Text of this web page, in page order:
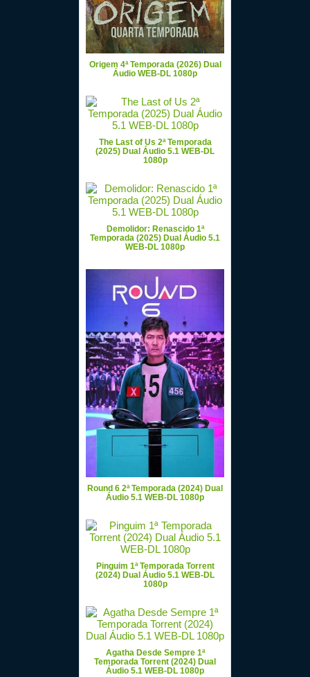
Origem 4ª Temporada (2026) Dual
Áudio WEB-DL 1080p
The Last of Us 2ª Temporada
(2025) Dual Áudio 5.1 WEB-DL
1080p
Demolidor: Renascido 1ª
Temporada (2025) Dual Áudio 5.1
WEB-DL 1080p
Round 6 2ª Temporada (2024) Dual
Áudio 5.1 WEB-DL 1080p
Pinguim 1ª Temporada Torrent
(2024) Dual Áudio 5.1 WEB-DL
1080p
Agatha Desde Sempre 1ª
Temporada Torrent (2024) Dual
Áudio 5.1 WEB-DL 1080p